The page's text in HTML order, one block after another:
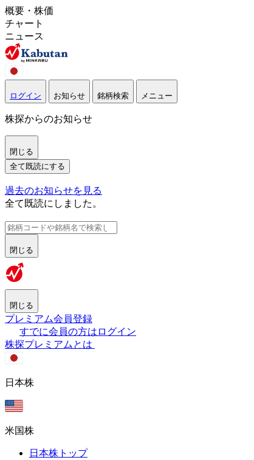
概要・株価
チャート
ニュース
ログイン お知らせ 銘柄検索 メニュー
株探からのお知らせ
閉じる
全て既読にする
過去のお知らせを見る
全て既読にしました。
閉じる
閉じる
プレミアム会員登録
すでに会員の方はログイン
株探プレミアムとは
日本株
米国株
日本株トップ